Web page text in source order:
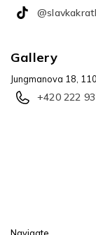
Gallery
Jungmanova 18,
+420 222